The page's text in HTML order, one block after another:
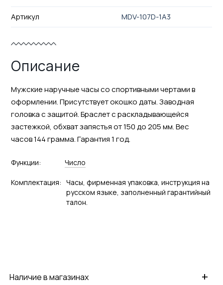
Артикул
MDV-107D-1A3
Описание
Мужские наручные часы со спортивными чертами в
оформлении. Присутствует окошко даты. Заводная
головка с защитой. Браслет с раскладывающейся
застежкой, обхват запястья от 150 до 205 мм. Вес
часов 144 грамма. Гарантия 1 год.
Функции: Число
Комплектация: Часы, фирменная упаковка, инструкция на
русском языке, заполненный гарантийный
талон.
+
Наличие в магазинах